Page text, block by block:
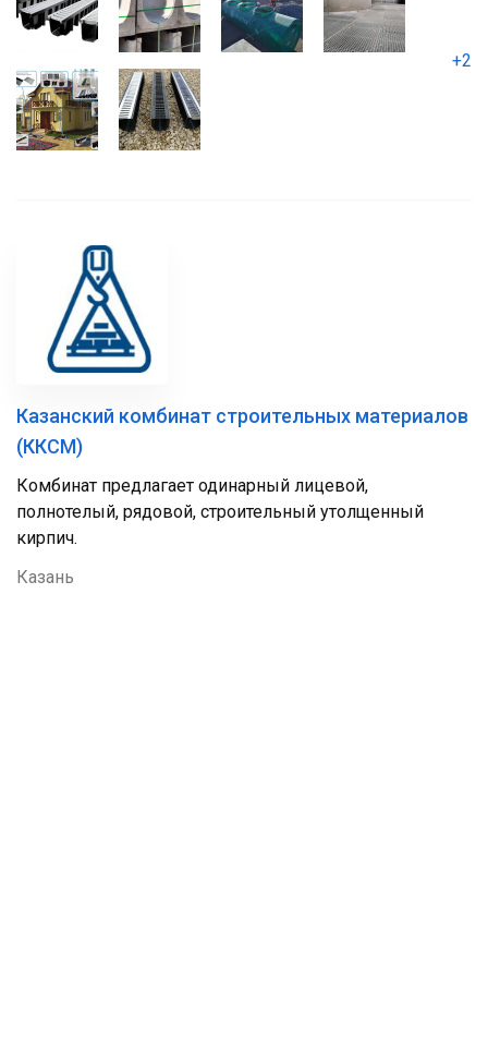
+2
Казанский комбинат строительных материалов
(ККСМ)
Комбинат предлагает одинарный лицевой,
полнотелый, рядовой, строительный утолщенный
кирпич.
Казань